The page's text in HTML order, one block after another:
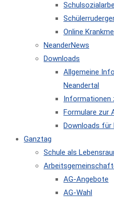
Online
NeanderNews
Downloads
Allgemeine
Neandertal
Informationen
Formulare zur
Downloads für
Ganztag
Schule als
AG-Angebote
AG-Wahl